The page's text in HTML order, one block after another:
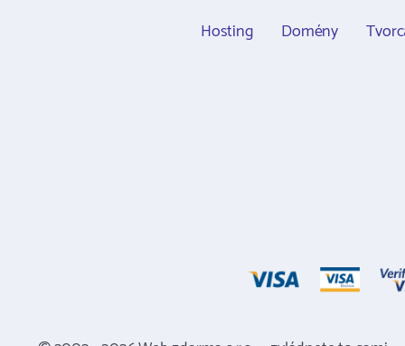
Hosting Domény